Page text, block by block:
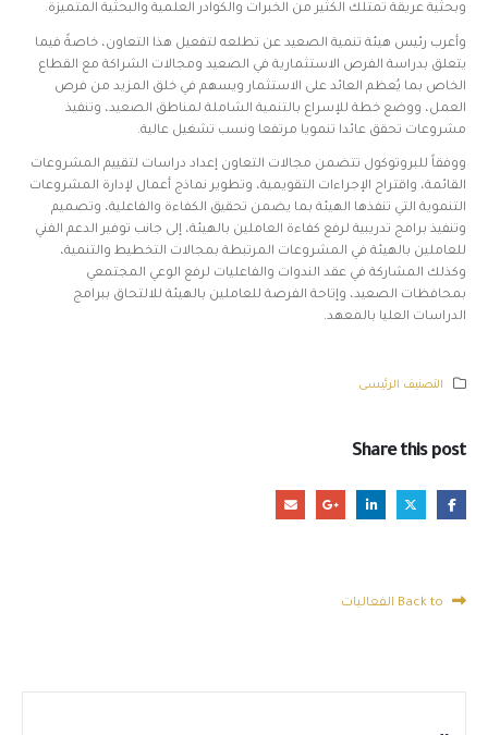
وبحثية عريقة تمتلك الكثير من الخبرات والكوادر العلمية والبحثية المتميزة.
وأعرب رئيس هيئة تنمية الصعيد عن تطلعه لتفعيل هذا التعاون، خاصةً فيما
يتعلق بدراسة الفرص الاستثمارية في الصعيد ومجالات الشراكة مع القطاع
الخاص بما يُعظم العائد على الاستثمار ويسهم في خلق المزيد من فرص
العمل، ووضع خطة للإسراع بالتنمية الشاملة لمناطق الصعيد، وتنفيذ
مشروعات تحقق عائدا تنمويا مرتفعا ونسب تشغيل عالية.
ووفقاً للبروتوكول تتضمن مجالات التعاون إعداد دراسات لتقييم المشروعات
القائمة، واقتراح الإجراءات التقويمية، وتطوير نماذج أعمال لإدارة المشروعات
التنموية التي تنفذها الهيئة بما يضمن تحقيق الكفاءة والفاعلية، وتصميم
وتنفيذ برامج تدريبية لرفع كفاءة العاملين بالهيئة، إلى جانب توفير الدعم الفني
للعاملين بالهيئة في المشروعات المرتبطة بمجالات التخطيط والتنمية،
وكذلك المشاركة في عقد الندوات والفاعليات لرفع الوعي المجتمعي
بمحافظات الصعيد، وإتاحة الفرصة للعاملين بالهيئة للالتحاق ببرامج
الدراسات العليا بالمعهد.
التصنيف الرئيسى
Share this post